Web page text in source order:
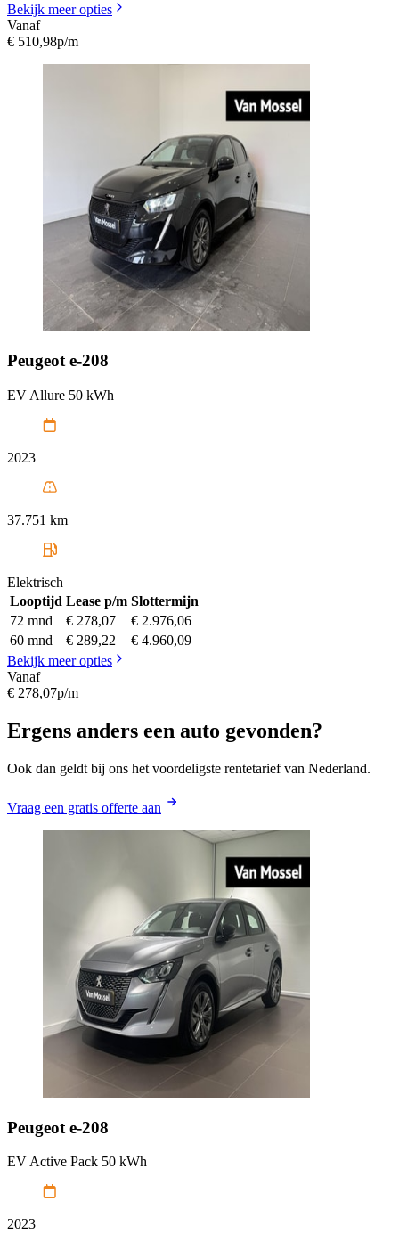
Bekijk meer opties
Vanaf
€ 510,98p/m
Peugeot e-208
EV Allure 50 kWh
2023
37.751 km
Elektrisch
Looptijd Lease p/m Slottermijn
72 mnd
€ 278,07
€ 2.976,06
60 mnd
€ 289,22
€ 4.960,09
Bekijk meer opties
Vanaf
€ 278,07p/m
Ergens anders een auto gevonden?
Ook dan geldt bij ons het voordeligste rentetarief van Nederland.
Vraag een gratis offerte aan
Peugeot e-208
EV Active Pack 50 kWh
2023